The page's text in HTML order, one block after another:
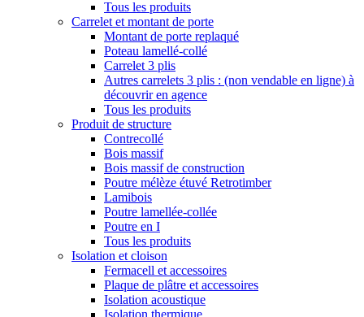
Tous les produits
Carrelet et montant de porte
Montant de porte replaqué
Poteau lamellé-collé
Carrelet 3 plis
Autres carrelets 3 plis : (non vendable en ligne) à
découvrir en agence
Tous les produits
Produit de structure
Contrecollé
Bois massif
Bois massif de construction
Poutre mélèze étuvé Retrotimber
Lamibois
Poutre lamellée-collée
Poutre en I
Tous les produits
Isolation et cloison
Fermacell et accessoires
Plaque de plâtre et accessoires
Isolation acoustique